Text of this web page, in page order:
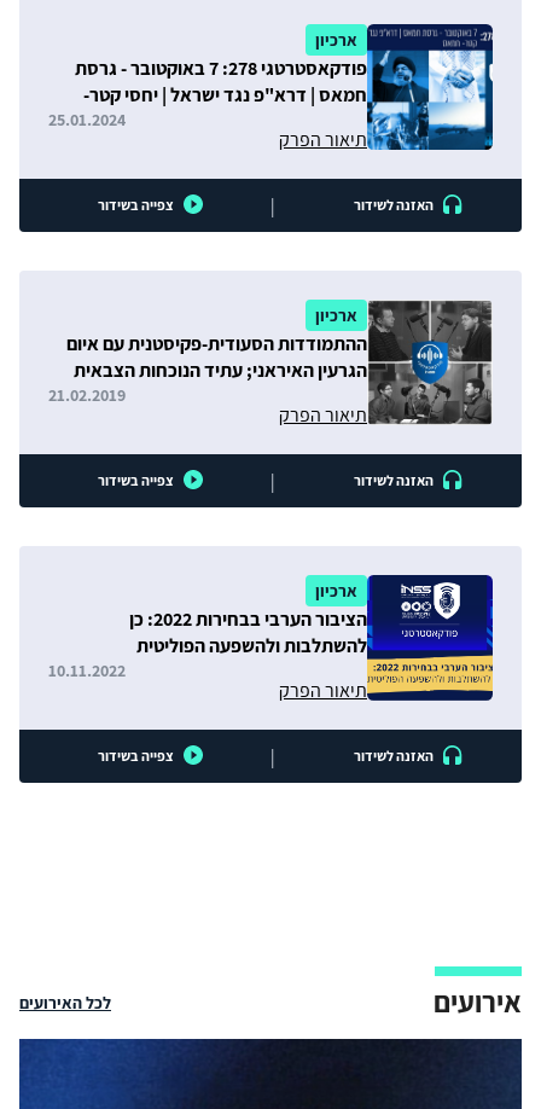
ארכיון
פודקאסטרטגי 278: 7 באוקטובר - גרסת
חמאס | דרא"פ נגד ישראל | יחסי קטר-
תיאור הפרק
25.01.2024
האזנה לשידור | צפייה בשידור
ארכיון
ההתמודדות הסעודית-פקיסטנית עם איום
הגרעין האיראני; עתיד הנוכחות הצבאית
האמריקאית בעיראק; ובניית זהות "האדם
המצרי החדש" בעידן סיסי
תיאור הפרק
21.02.2019
האזנה לשידור | צפייה בשידור
ארכיון
הציבור הערבי בבחירות 2022: כן
להשתלבות ולהשפעה הפוליטית
תיאור הפרק
10.11.2022
האזנה לשידור | צפייה בשידור
אירועים לכל האירועים